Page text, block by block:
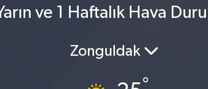
ve 1 Haftalık Hava
Zonguldak
°